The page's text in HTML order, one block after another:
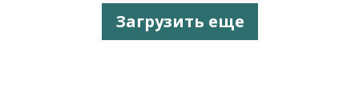
Загрузить еще